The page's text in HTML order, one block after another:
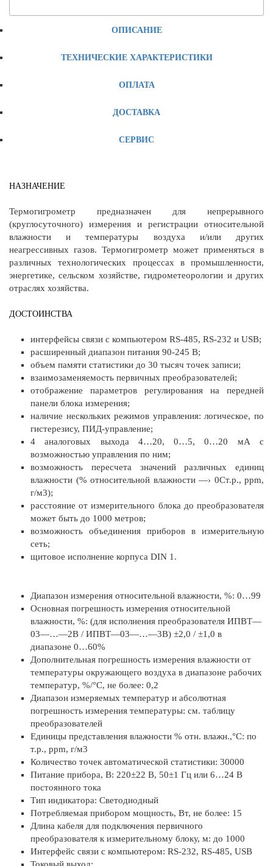
ОПИСАНИЕ
ТЕХНИЧЕСКИЕ ХАРАКТЕРИСТИКИ
ОПЛАТА
ДОСТАВКА
СЕРВИС
НАЗНАЧЕНИЕ
Термогигрометр предназначен для непрерывного
(круглосуточного) измерения и регистрации относительной
влажности и температуры воздуха и/или других
неагрессивных газов. Термогигрометр может применяться в
различных технологических процессах в промышленности,
энергетике, сельском хозяйстве, гидрометеорологии и других
отраслях хозяйства.
ДОСТОИНСТВА
интерфейсы связи с компьютером RS-485, RS-232 и USB;
расширенный диапазон питания 90-245 В;
объем памяти статистики до 30 тысяч точек записи;
взаимозаменяемость первичных преобразователей;
отображение параметров регулирования на передней
панели блока измерения;
наличие нескольких режимов управления: логическое, по
гистерезису, ПИД-управление;
4 аналоговых выхода 4…20, 0…5, 0…20 мА с
возможностью управления по ним;
возможность пересчета значений различных единиц
влажности (% относительной влажности —› 0Ст.р., ppm,
г/м3);
расстояние от измерительного блока до преобразователя
может быть до 1000 метров;
возможность объединения приборов в измерительную
сеть;
щитовое исполнение корпуса DIN 1.
Диапазон измерения относительной влажности, %: 0…99
Основная погрешность измерения относительной
влажности, %: (для исполнения преобразователя ИПВТ—
03—…—2В / ИПВТ—03—…—3В) ±2,0 / ±1,0 в
диапазоне 0…60%
Дополнительная погрешность измерения влажности от
температуры окружающего воздуха в диапазоне рабочих
температур, %/°С, не более: 0,2
Диапазон измеряемых температур и абсолютная
погрешность измерения температуры: см. таблицу
преобразователей
Единицы представления влажности % отн. влажн.,°С: по
т.р., ppm, г/м3
Количество точек автоматической статистики: 30000
Питание прибора, В: 220±22 В, 50±1 Гц или 6…24 В
постоянного тока
Тип индикатора: Светодиодный
Потребляемая прибором мощность, Вт, не более: 15
Длина кабеля для подключения первичного
преобразователя к измерительному блоку, м: до 1000
Интерфейс связи с компьютером: RS-232, RS-485, USB
Токовый выход: